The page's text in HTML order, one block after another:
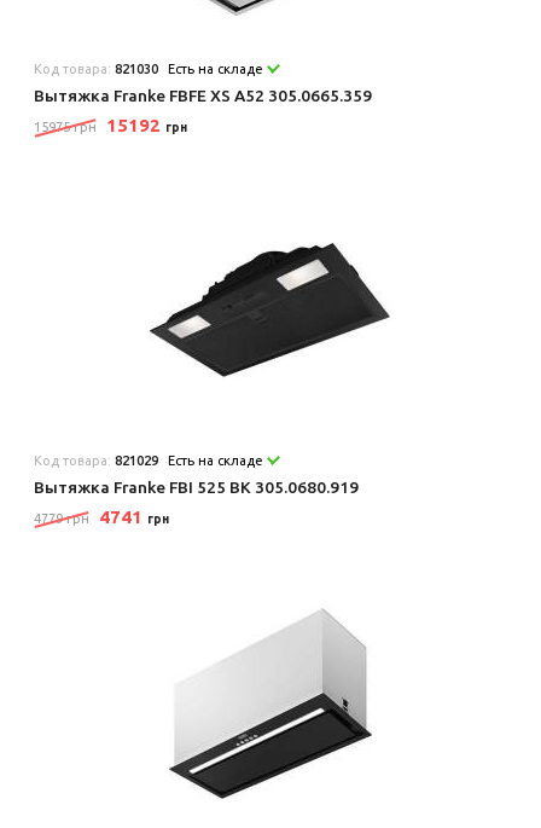
Код товара:821030 Есть на складе
Вытяжка Franke FBFE XS A52 305.0665.359
15975 грн 15192 грн
Код товара:821029 Есть на складе
Вытяжка Franke FBI 525 BK 305.0680.919
4779 грн 4741 грн